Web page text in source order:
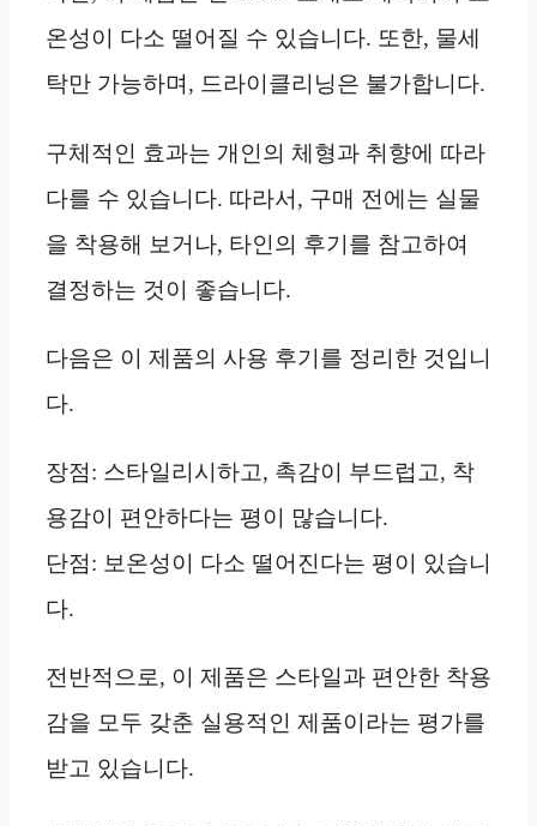
온성이 다소 떨어질 수 있습니다. 또한, 물세
탁만 가능하며, 드라이클리닝은 불가합니다.
구체적인 효과는 개인의 체형과 취향에 따라
다를 수 있습니다. 따라서, 구매 전에는 실물
을 착용해 보거나, 타인의 후기를 참고하여
결정하는 것이 좋습니다.
다음은 이 제품의 사용 후기를 정리한 것입니
다.
장점: 스타일리시하고, 촉감이 부드럽고, 착
용감이 편안하다는 평이 많습니다.
단점: 보온성이 다소 떨어진다는 평이 있습니
다.
전반적으로, 이 제품은 스타일과 편안한 착용
감을 모두 갖춘 실용적인 제품이라는 평가를
받고 있습니다.